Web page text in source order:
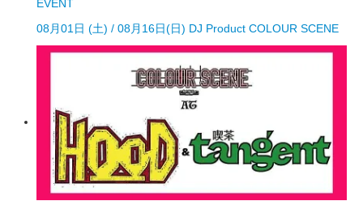
EVENT
08月01日 (土) / 08月16日(日) DJ Product COLOUR SCENE